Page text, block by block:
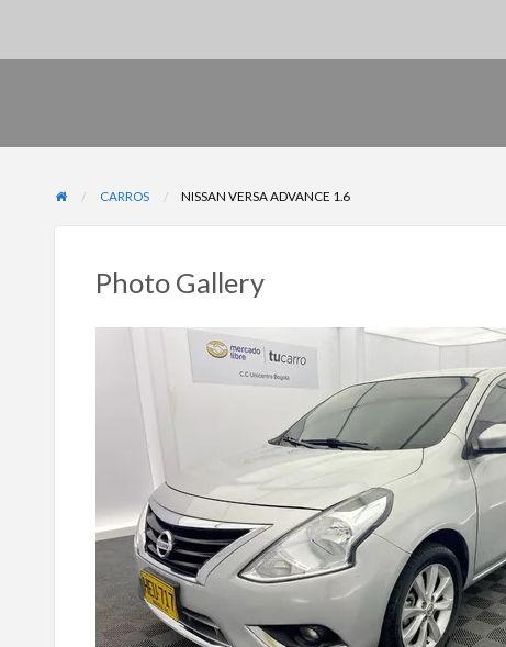
CARROS NISSAN VERSA ADVANCE 1.6
Photo Gallery